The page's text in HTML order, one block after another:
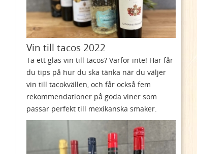
Vin till tacos 2022
Ta ett glas vin till tacos? Varför inte! Här får
du tips på hur du ska tänka när du väljer
vin till tacokvällen, och får också fem
rekommendationer på goda viner som
passar perfekt till mexikanska smaker.